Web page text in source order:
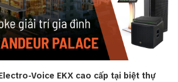
Voice EKX cao cấp tại biệt thự